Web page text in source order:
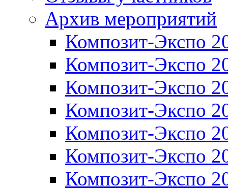
Архив мероприятий
Композит-Экспо
Композит-Экспо
Композит-Экспо
Композит-Экспо
Композит-Экспо
Композит-Экспо
Композит-Экспо